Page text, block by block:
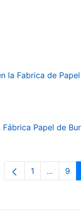
la Fabrica de
Papel de
Página
1 ... 9